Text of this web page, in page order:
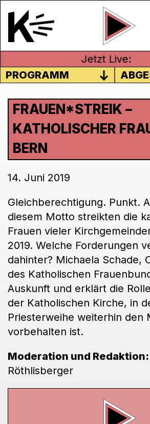
Jetzt Live:
PROGRAMM
FRAUEN*STREIK –
KATHOLISCHER
BERN
14. Juni 2019
Gleichberechtigung. Punkt.
diesem Motto streikten die
Frauen vieler
2019. Welche Forderungen
dahinter? Michaela Schade,
des Katholischen
Auskunft und erklärt die
der Katholischen Kirche, in
Priesterweihe weiterhin den
vorbehalten ist.
Moderation und Redaktion:
Röthlisberger